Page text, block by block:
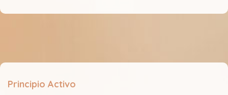
Principio Activo